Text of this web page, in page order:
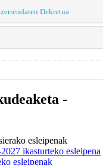
Dekretua
-
esleipenak
ikasturteko esleipena
esleipenak